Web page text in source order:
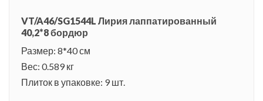
VT/A46/SG1544L Лирия лаппатированный
40,2*8 бордюр
Размер: 8*40 см
Вес: 0.589 кг
Плиток в упаковке: 9 шт.